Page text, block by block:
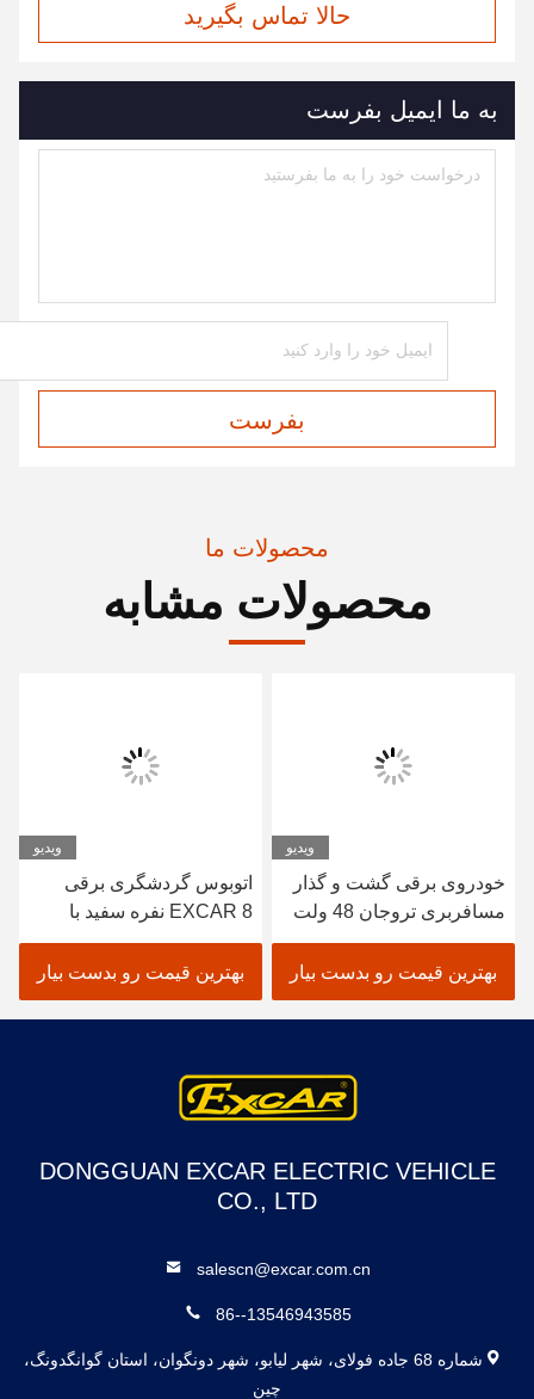
حالا تماس بگیرید
به ما ایمیل بفرست
بفرست
محصولات ما
محصولات مشابه
ویدیو
خودروی برقی گشت و گذار
مسافربری تروجان 48 ولت
با تأییدیه ISO و کنترلر Curtis
برای عملکرد کم مصرف در
جاذبه‌های گردشگری فضای
باز
بهترین قیمت رو بدست بیار
ویدیو
اتوبوس گردشگری برقی
EXCAR 8 نفره سفید با
شارژر داخلی 17 آمپر
ساعت، مناسب برای مناطق
شهری و تفریحی
بهترین قیمت رو بدست بیار
DONGGUAN EXCAR ELECTRIC VEHICLE
CO., LTD
salescn@excar.com.cn
86--13546943585
شماره 68 جاده فولای، شهر لیابو، شهر دونگوان، استان گوانگدونگ،
چین